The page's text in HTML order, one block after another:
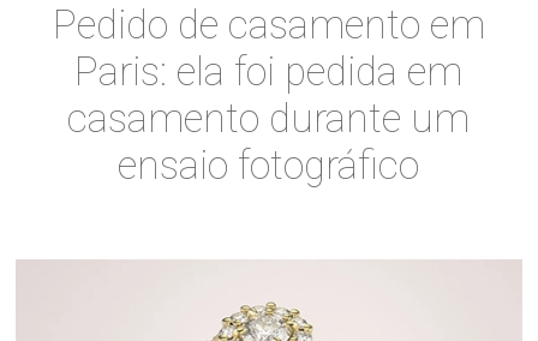
Pedido de casamento em
Paris: ela foi pedida em
casamento durante um
ensaio fotográfico